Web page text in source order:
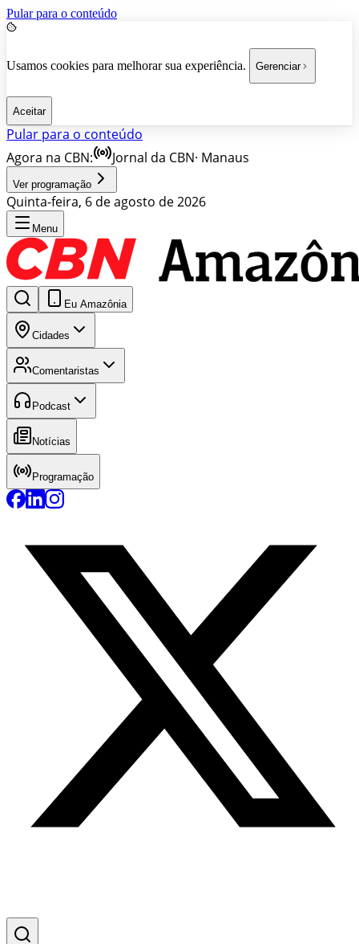
Pular para o conteúdo
Usamos cookies para melhorar sua experiência. Gerenciar
Aceitar
Pular para o conteúdo
Agora na CBN:
Jornal da CBN· Manaus
Ver programação
Quinta-feira, 6 de agosto de 2026
Menu
Eu Amazônia
Cidades
Comentaristas
Podcast
Notícias
Programação